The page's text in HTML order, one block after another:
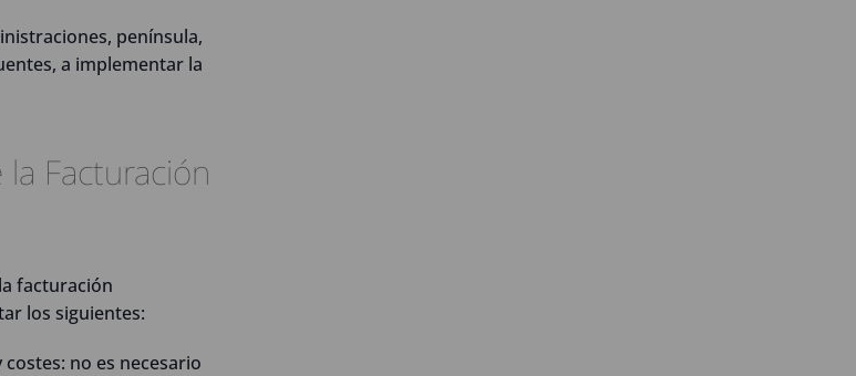
península,
a implementar la
Facturación
facturación
los siguientes:
no es necesario